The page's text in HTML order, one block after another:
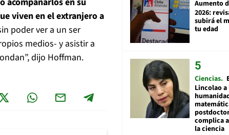
viven en el extranjero a
poder ver a un ser
medios- y asistir a
dijo Hoffman.
Aumento
2026:
subirá el
tu edad
Ciencias
Lincolao a
complica
la ciencia